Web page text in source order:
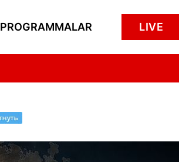
PROGRAMMALAR LIVE